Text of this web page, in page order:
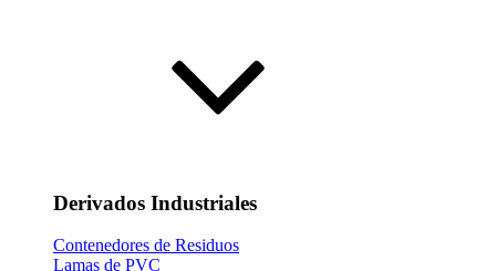
Derivados Industriales
Contenedores de Residuos
Lamas de PVC